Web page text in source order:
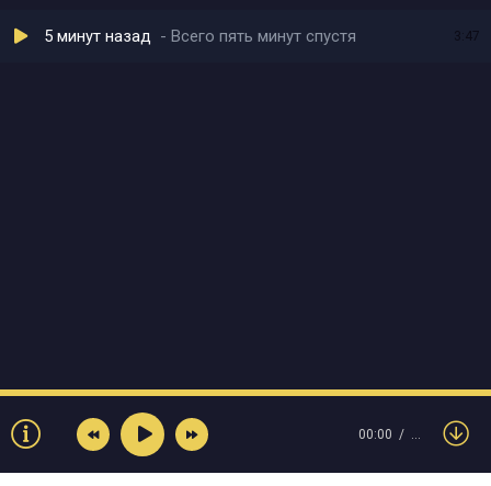
5 минут назад Всего пять минут спустя 3:47
00:00 …